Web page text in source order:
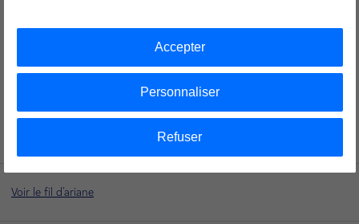
Courant deuxième semestre 2021, une nouvelle borne de
paiement sera mise en service au centre commercial de
Voir le fil d'ariane
Refuser
Personnaliser
Accepter